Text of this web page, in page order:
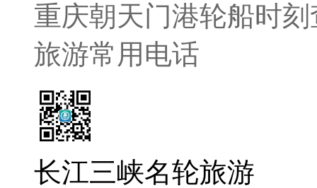
重庆朝天门港轮船时
旅游常用电话
长江三峡名轮旅游